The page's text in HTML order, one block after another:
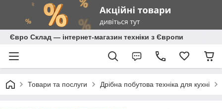
Євро Склад — інтернет-магазин техніки з Європи
Товари та послуги Дрібна побутова техніка для кухні